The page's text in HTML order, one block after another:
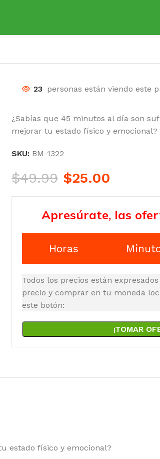
23 personas están viendo este
¿Sabías que 45 minutos al día son
mejorar tu estado físico y emocional?
SKU: BM-1322
$49.99 $25.00
Apresúrate, las
Horas
Todos los precios están
precio y comprar en tu moneda
este botón:
¡TOMAR
estado físico y emocional?